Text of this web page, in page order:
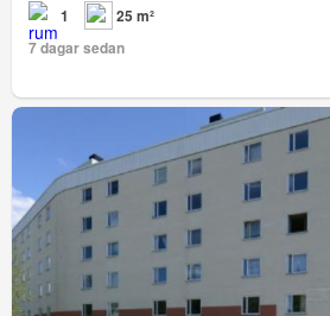
1
25 m²
7 dagar sedan